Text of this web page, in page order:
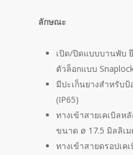
ลักษณะ
เปิด/ปิดแบบบานพับ
ตัวล็อกแบบ
มีปะเก็นยางสำหรับ
(IP65)
ทางเข้าสายเคเบิลห
ขนาด ø 17.5 มิลลิเม
ทางเข้าสายดรอปเค